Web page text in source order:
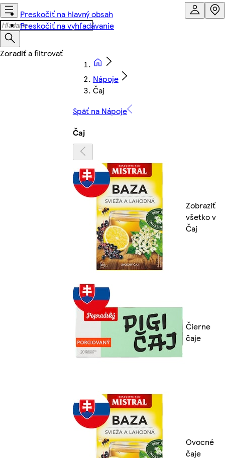
Preskočiť na hlavný obsah
Preskočiť na vyhľadávanie
Nápoje
Čaj
Späť na Nápoje
Čaj
Zobraziť
všetko v
Čaj
Čierne
čaje
Ovocné
čaje